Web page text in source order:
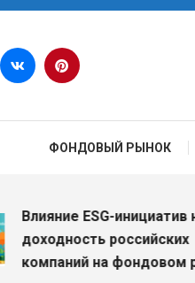
Перейти к содержимому
ФОНДОВЫЙ РЫНОК
ESG-инициатив на
российских
на фондовом